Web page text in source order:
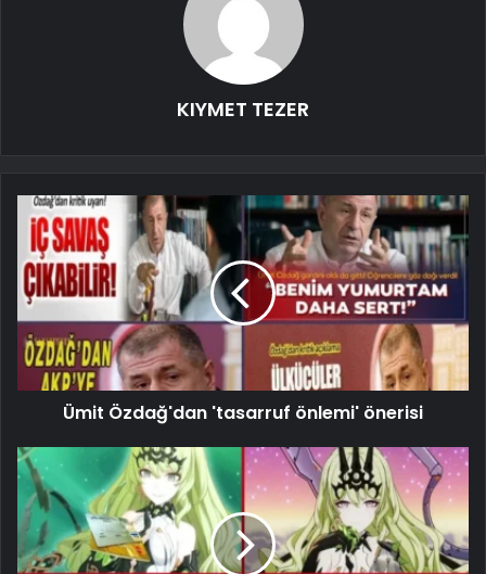
KIYMET TEZER
Ümit Özdağ'dan 'tasarruf önlemi' önerisi